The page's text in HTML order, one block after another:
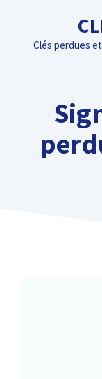
contenuClés perdues